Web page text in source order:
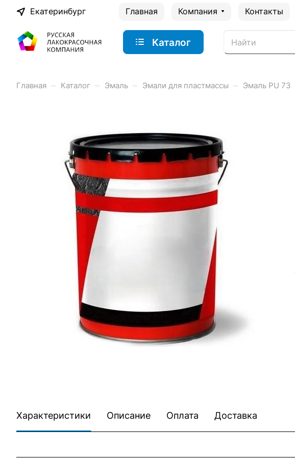
Екатеринбург Главная Компания Контакты
Каталог
Главная – Каталог – Эмаль – Эмали для пластмассы – Эмаль PU 73
Характеристики Описание Оплата Доставка